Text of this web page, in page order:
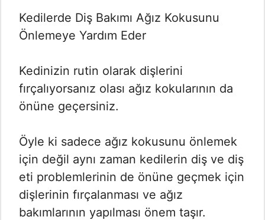
Kedilerde Diş Bakımı Ağız Kokusunu
Önlemeye Yardım Eder
Kedinizin rutin olarak dişlerini
fırçalıyorsanız olası ağız kokularının da
önüne geçersiniz.
Öyle ki sadece ağız kokusunu önlemek
için değil aynı zaman kedilerin diş ve diş
eti problemlerinin de önüne geçmek için
dişlerinin fırçalanması ve ağız
bakımlarının yapılması önem taşır.